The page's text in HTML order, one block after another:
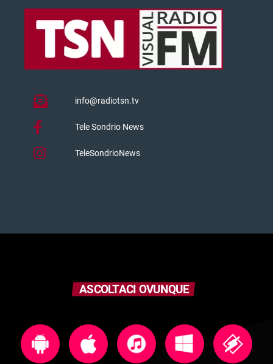
info@radiotsn.tv
Tele Sondrio News
TeleSondrioNews
ASCOLTACI OVUNQUE